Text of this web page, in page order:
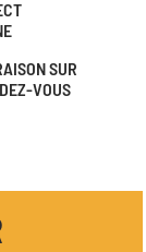
SUR
VOUS